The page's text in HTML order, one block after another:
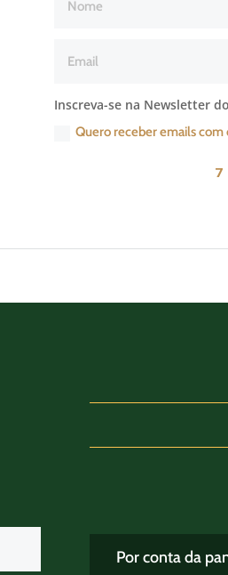
Inscreva-se na Newsletter
Quero receber emails
7
Por conta da